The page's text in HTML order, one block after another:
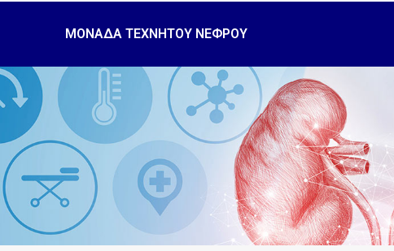
ΜΟΝΑΔΑ ΤΕΧΝΗΤΟΥ ΝΕΦΡΟΥ